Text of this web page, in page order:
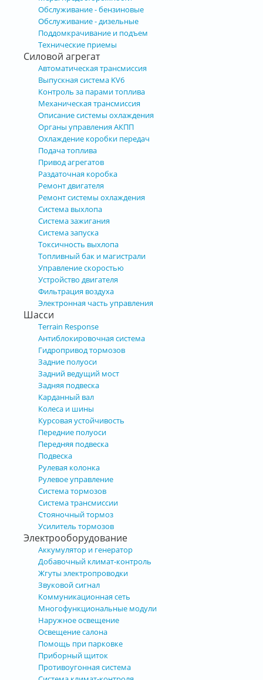
Обслуживание - бензиновые
Обслуживание - дизельные
Поддомкрачивание и подъем
Технические приемы
Силовой агрегат
Автоматическая трансмиссия
Выпускная система KV6
Контроль за парами топлива
Механическая трансмиссия
Описание системы охлаждения
Органы управления АКПП
Охлаждение коробки передач
Подача топлива
Привод агрегатов
Раздаточная коробка
Ремонт двигателя
Ремонт системы охлаждения
Система выхлопа
Система зажигания
Система запуска
Токсичность выхлопа
Топливный бак и магистрали
Управление скоростью
Устройство двигателя
Фильтрация воздуха
Электронная часть управления
Шасси
Terrain Response
Антиблокировочная система
Гидропривод тормозов
Задние полуоси
Задний ведущий мост
Задняя подвеска
Карданный вал
Колеса и шины
Курсовая устойчивость
Передние полуоси
Передняя подвеска
Подвеска
Рулевая колонка
Рулевое управление
Система тормозов
Система трансмиссии
Стояночный тормоз
Усилитель тормозов
Электрооборудование
Аккумулятор и генератор
Добавочный климат-контроль
Жгуты электропроводки
Звуковой сигнал
Коммуникационная сеть
Многофункциональные модули
Наружное освещение
Освещение салона
Помощь при парковке
Приборный щиток
Противоугонная система